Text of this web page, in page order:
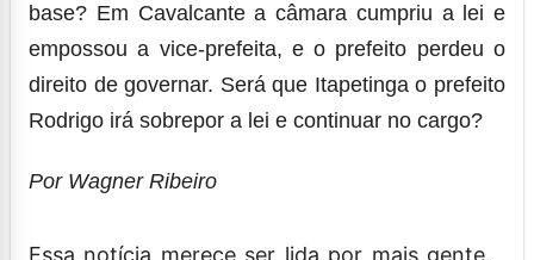
base? Em Cavalcante a câmara cumpriu a lei e
empossou a vice-prefeita, e o prefeito perdeu o
direito de governar. Será que Itapetinga o prefeito
Rodrigo irá sobrepor a lei e continuar no cargo?
Por Wagner Ribeiro